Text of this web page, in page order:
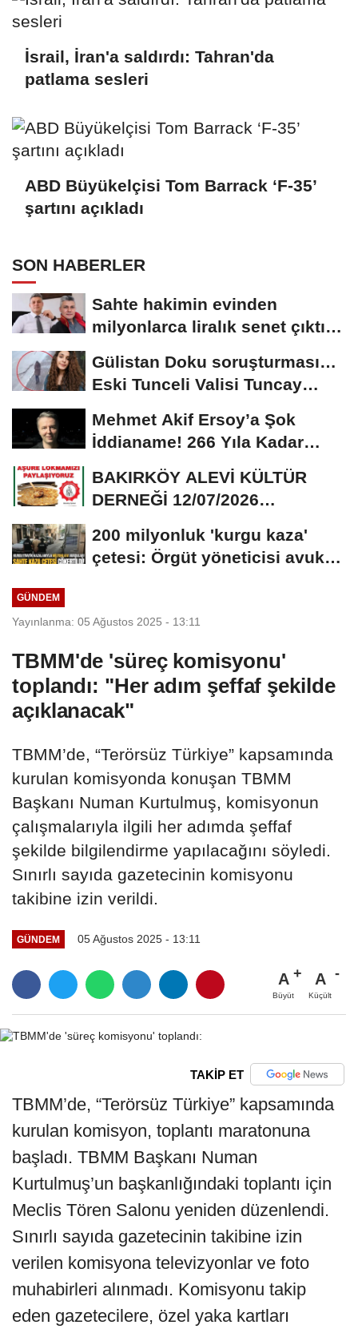
İsrail, İran'a saldırdı: Tahran'da
patlama sesleri
ABD Büyükelçisi Tom Barrack ‘F-35’
şartını açıkladı
SON HABERLER
Sahte hakimin evinden
milyonlarca liralık senet çıktı:
Gülistan Doku soruşturması…
Eski Tunceli Valisi Tuncay
Mehmet Akif Ersoy’a Şok
İddianame! 266 Yıla Kadar
Hapis Talebi
BAKIRKÖY ALEVİ KÜLTÜR
DERNEĞİ 12/07/2026
DAVETİNE...
200 milyonluk 'kurgu kaza'
çetesi: Örgüt yöneticisi avukat
GÜNDEM
Yayınlanma: 05 Ağustos 2025 - 13:11
TBMM'de 'süreç komisyonu'
toplandı: "Her adım şeffaf şekilde
açıklanacak"
TBMM’de, “Terörsüz Türkiye” kapsamında
kurulan komisyonda konuşan TBMM
Başkanı Numan Kurtulmuş, komisyonun
çalışmalarıyla ilgili her adımda şeffaf
şekilde bilgilendirme yapılacağını söyledi.
Sınırlı sayıda gazetecinin komisyonu
takibine izin verildi.
GÜNDEM 05 Ağustos 2025 - 13:11
A
Büyüt
A
Küçült
TAKİP ET
TBMM’de, “Terörsüz Türkiye” kapsamında
kurulan komisyon, toplantı maratonuna
başladı. TBMM Başkanı Numan
Kurtulmuş’un başkanlığındaki toplantı için
Meclis Tören Salonu yeniden düzenlendi.
Sınırlı sayıda gazetecinin takibine izin
verilen komisyona televizyonlar ve foto
muhabirleri alınmadı. Komisyonu takip
eden gazetecilere, özel yaka kartları